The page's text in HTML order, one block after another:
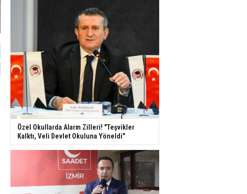
Özel Okullarda Alarm Zilleri! "Teşvikler
Kalktı, Veli Devlet Okuluna Yöneldi"